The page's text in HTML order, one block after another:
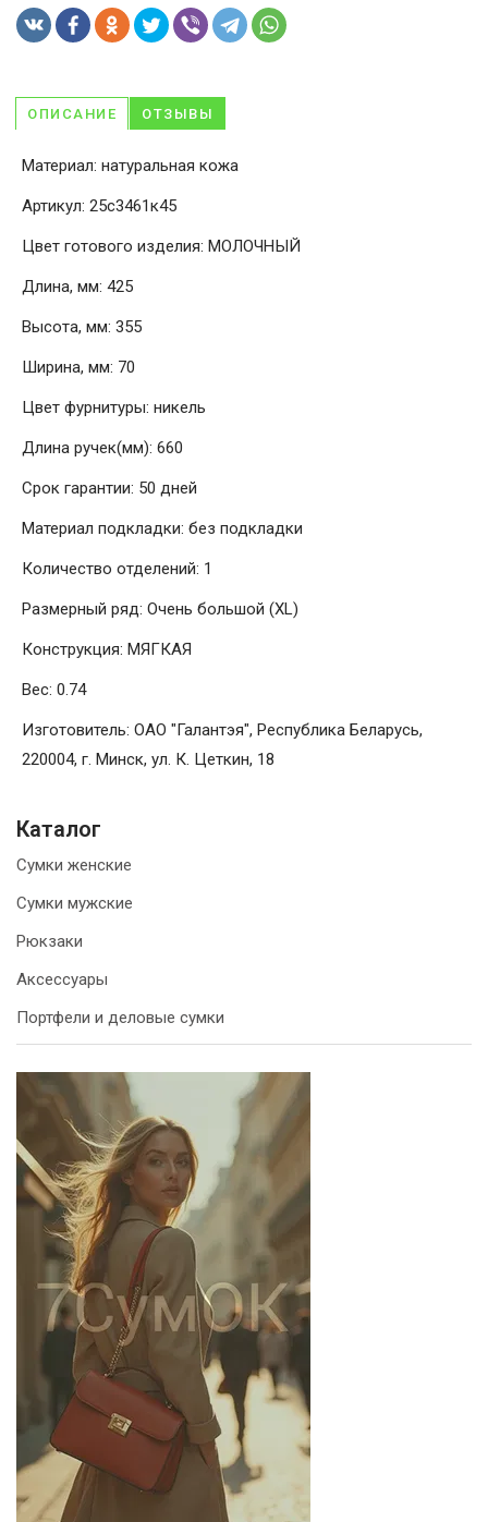
ОПИСАНИЕ ОТЗЫВЫ
Материал: натуральная кожа
Артикул: 25с3461к45
Цвет готового изделия: МОЛОЧНЫЙ
Длина, мм: 425
Высота, мм: 355
Ширина, мм: 70
Цвет фурнитуры: никель
Длина ручек(мм): 660
Срок гарантии: 50 дней
Материал подкладки: без подкладки
Количество отделений: 1
Размерный ряд: Очень большой (XL)
Конструкция: МЯГКАЯ
Вес: 0.74
Изготовитель: ОАО "Галантэя", Республика Беларусь,
220004, г. Минск, ул. К. Цеткин, 18
Каталог
Сумки женские
Сумки мужские
Рюкзаки
Аксессуары
Портфели и деловые сумки